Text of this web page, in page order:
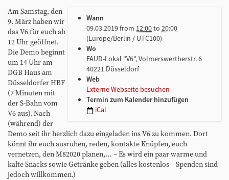
h
t
t
p
s
:
/
/
w
w
w
.
f
a
u
.
o
Wann
09.03.2019from 12:00to 20:00
(Europe/Berlin / UTC100)
Wo
FAUD-Lokal "V6", Volmerswertherstr. 6
40221 Düsseldorf
Web
Externe Webseite besuchen
Termin zum Kalender hinzufügen
iCal
Am Samstag, den
9. März haben wir
das V6 für euch ab
12 Uhr geöffnet.
Die Demo beginnt
um 14 Uhr am
DGB Haus am
Düsseldorfer HBF
(7 Minuten mit
der S-Bahn vom
V6 aus). Nach
(während) der
Demo seit ihr herzlich dazu eingeladen ins V6 zu kommen. Dort
könnt ihr euch ausruhen, reden, kontakte Knüpfen, euch
vernetzen, den M82020 planen,… – Es wird ein paar warme und
kalte Snacks sowie Getränke geben (alles kostenlos – Spenden sind
jedoch willkommen.)